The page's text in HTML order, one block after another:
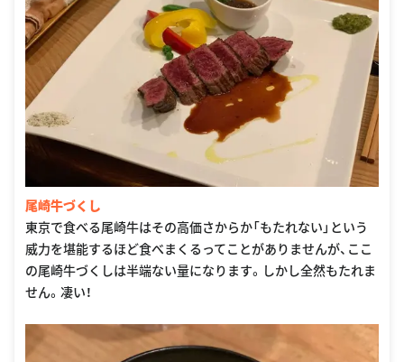
尾崎牛づくし
東京で食べる尾崎牛はその高価さからか「もたれない」という
威力を堪能するほど食べまくるってことがありませんが、ここ
の尾崎牛づくしは半端ない量になります。しかし全然もたれま
せん。凄い！